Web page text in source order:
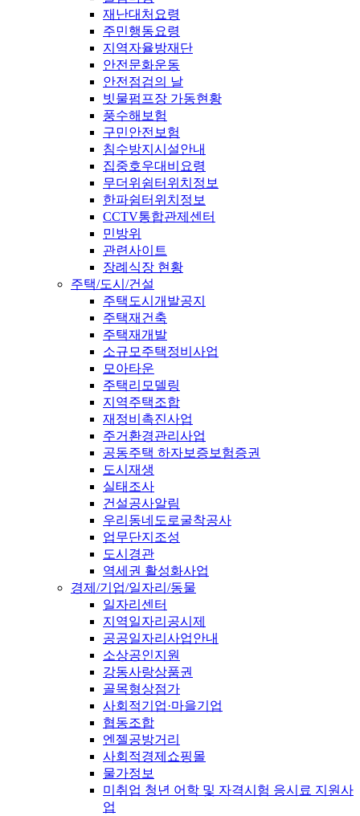
재난대처요령
주민행동요령
지역자율방재단
안전문화운동
안전점검의 날
빗물펌프장 가동현황
풍수해보험
구민안전보험
침수방지시설안내
집중호우대비요령
무더위쉼터위치정보
한파쉼터위치정보
CCTV통합관제센터
민방위
관련사이트
장례식장 현황
주택/도시/건설
주택도시개발공지
주택재건축
주택재개발
소규모주택정비사업
모아타운
주택리모델링
지역주택조합
재정비촉진사업
주거환경관리사업
공동주택 하자보증보험증권
도시재생
실태조사
건설공사알림
우리동네도로굴착공사
업무단지조성
도시경관
역세권 활성화사업
경제/기업/일자리/동물
일자리센터
지역일자리공시제
공공일자리사업안내
소상공인지원
강동사랑상품권
골목형상점가
사회적기업·마을기업
협동조합
엔젤공방거리
사회적경제쇼핑몰
물가정보
미취업 청년 어학 및 자격시험 응시료 지원사
업